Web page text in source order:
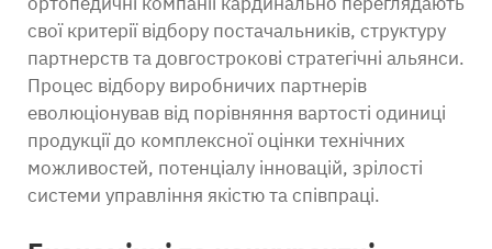
свої критерії відбору постачальників, структуру
партнерств та довгострокові стратегічні альянси.
Процес відбору виробничих партнерів
еволюціонував від порівняння вартості одиниці
продукції до комплексної оцінки технічних
можливостей, потенціалу інновацій, зрілості
системи управління якістю та співпраці.